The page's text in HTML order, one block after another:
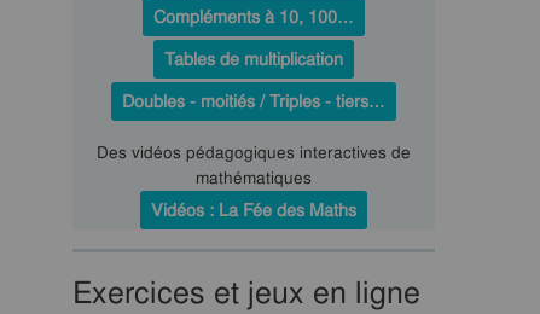
Compléments à 10, 100…
Tables de multiplication
Doubles - moitiés / Triples - tiers…
Des vidéos pédagogiques interactives de
mathématiques
Vidéos : La Fée des Maths
Exercices et jeux en ligne